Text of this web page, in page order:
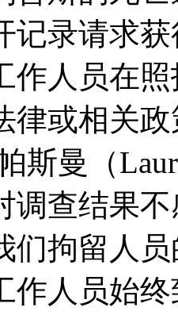
记录请求
作人员在
律或相关
斯曼（
调查结果
们拘留人
作人员始